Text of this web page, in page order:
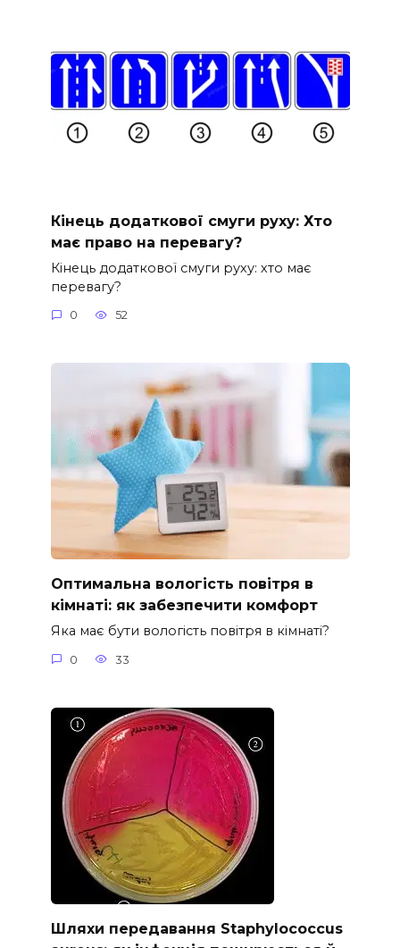
Кінець додаткової смуги руху: Хто
має право на перевагу?
Кінець додаткової смуги руху: хто має
перевагу?
0 52
Оптимальна вологість повітря в
кімнаті: як забезпечити комфорт
Яка має бути вологість повітря в кімнаті?
0 33
Шляхи передавання Staphylococcus